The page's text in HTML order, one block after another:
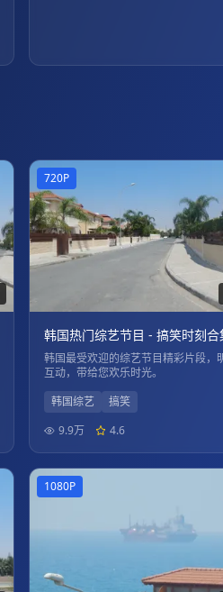
720P
韩国热门综艺节目 - 搞笑时刻合
韩国最受欢迎的综艺节目精彩片段，
互动，带给您欢乐时光。
韩国综艺
搞笑
9.9万
4.6
1080P